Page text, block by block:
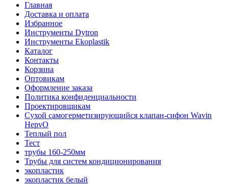
Главная
Доставка и оплата
Избранное
Инструменты Dytron
Инструменты Ekoplastik
Каталог
Контакты
Корзина
Оптовикам
Оформление заказа
Политика конфиденциальности
Проектировщикам
Сухой самогерметизирующийся клапан-сифон Wavin
HepvO
Теплый пол
Тест
трубы 160-250мм
Трубы для систем кондиционирования
экопластик
экопластик белый